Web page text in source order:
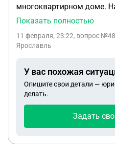
многоквартирном доме.
установлен
строительства помещения
компании. мне ни разу не приходил счёт от
поставщика тепла,
договора и какая
тоже не знаю так как
городе. Вопрос может ли
отопления? Должна ли я
Показать полностью
11 февраля, 23:22, вопрос
Ярославль
У вас похожая
Опишите свои детали —
делать.
Задать